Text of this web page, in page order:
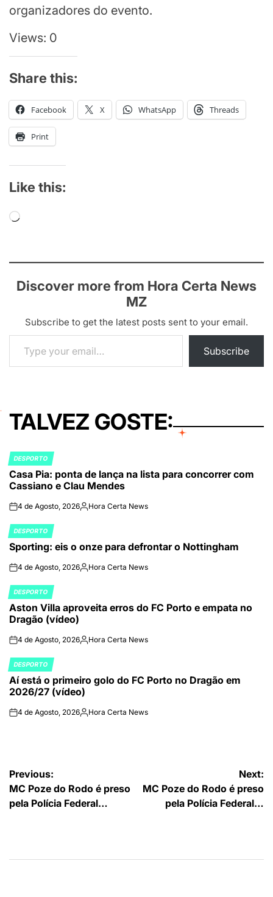
organizadores do evento.
Views: 0
Share this:
Facebook X WhatsApp Threads
Print
Like this:
Loading…
Discover more from Hora Certa News
MZ
Subscribe to get the latest posts sent to your email.
Type your email…
Subscribe
TALVEZ GOSTE:
POSTED
IN
DESPORTO
Casa Pia: ponta de lança na lista para concorrer com
Cassiano e Clau Mendes
on4 de Agosto, 2026Publicado
Hora Certa News
POSTED
IN
DESPORTO
Sporting: eis o onze para defrontar o Nottingham
on4 de Agosto, 2026Publicado
Hora Certa News
POSTED
IN
DESPORTO
Aston Villa aproveita erros do FC Porto e empata no
Dragão (vídeo)
on4 de Agosto, 2026Publicado
Hora Certa News
POSTED
IN
DESPORTO
Aí está o primeiro golo do FC Porto no Dragão em
2026/27 (vídeo)
on4 de Agosto, 2026Publicado
Hora Certa News
Navegação
de
Previous:
MC Poze do Rodo é preso
pela Polícia Federal…
Next:
MC Poze do Rodo é preso
pela Polícia Federal…